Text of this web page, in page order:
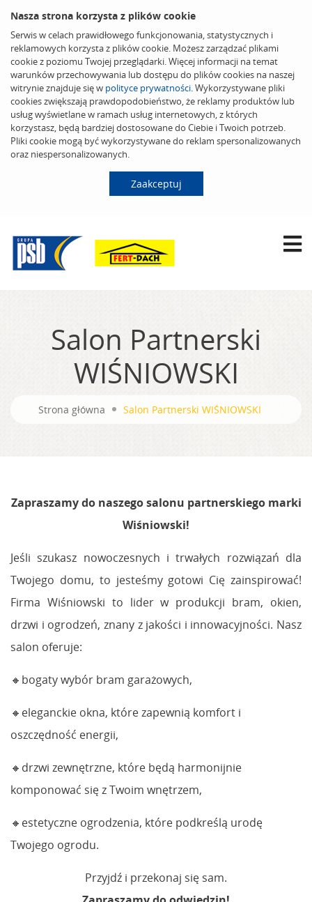
Nasza strona korzysta z plików cookie
Serwis w celach prawidłowego funkcjonowania, statystycznych i
reklamowych korzysta z plików cookie. Możesz zarządzać plikami
cookie z poziomu Twojej przeglądarki. Więcej informacji na temat
warunków przechowywania lub dostępu do plików cookies na naszej
witrynie znajduje się w polityce prywatności. Wykorzystywane pliki
cookies zwiększają prawdopodobieństwo, że reklamy produktów lub
usług wyświetlane w ramach usług internetowych, z których
korzystasz, będą bardziej dostosowane do Ciebie i Twoich potrzeb.
Pliki cookie mogą być wykorzystywane do reklam spersonalizowanych
oraz niespersonalizowanych.
Zaakceptuj
Salon Partnerski
WIŚNIOWSKI
Strona główna Salon Partnerski WIŚNIOWSKI
Zapraszamy do naszego salonu partnerskiego marki
Wiśniowski!
Jeśli szukasz nowoczesnych i trwałych rozwiązań dla
Twojego domu, to jesteśmy gotowi Cię zainspirować!
Firma Wiśniowski to lider w produkcji bram, okien,
drzwi i ogrodzeń, znany z jakości i innowacyjności. Nasz
salon oferuje:
🔸bogaty wybór bram garażowych,
🔸eleganckie okna, które zapewnią komfort i
oszczędność energii,
🔸drzwi zewnętrzne, które będą harmonijnie
komponować się z Twoim wnętrzem,
🔸estetyczne ogrodzenia, które podkreślą urodę
Twojego ogrodu.
Przyjdź i przekonaj się sam.